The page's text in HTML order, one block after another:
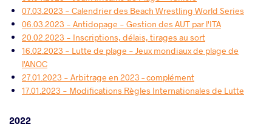
07.03.2023 - Calendrier des Beach Wrestling World Series
06.03.2023 - Antidopage - Gestion des AUT par l'ITA
20.02.2023 - Inscriptions, délais, tirages au sort
16.02.2023 - Lutte de plage - Jeux mondiaux de plage de
l'ANOC
27.01.2023 - Arbitrage en 2023 – complément
17.01.2023 - Modifications Règles Internationales de Lutte
2022